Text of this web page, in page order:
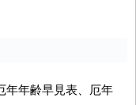
年年齢早見表、厄年